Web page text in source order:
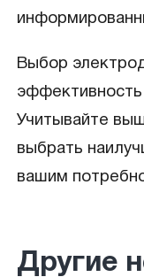
Выбор
Учитывайте
выбрать
вашим
Другие